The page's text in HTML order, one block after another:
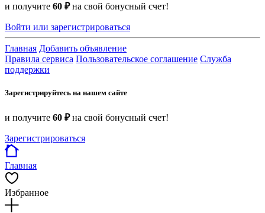
и получите 60 ₽на свой бонусный счет!
Войти или зарегистрироваться
Главная Добавить объявление
Правила сервиса Пользовательское соглашение Служба
поддержки
Зарегистрируйтесь на нашем сайте
и получите 60 ₽на свой бонусный счет!
Зарегистрироваться
Главная
Избранное